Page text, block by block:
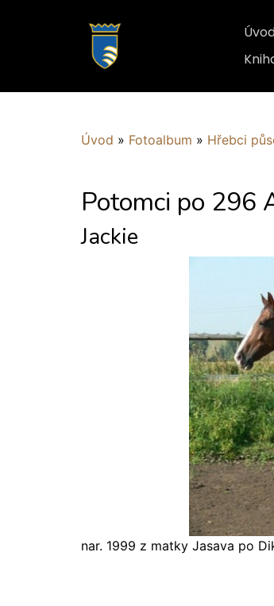
Úvod » Fotoalbum » Hřebci
Potomci po 296
Jackie
nar. 1999 z matky Jasava po